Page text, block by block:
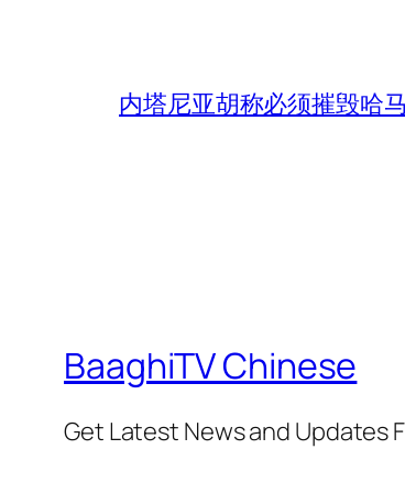
内塔尼亚胡称必须摧毁哈
BaaghiTV Chinese
Get Latest News and Updates